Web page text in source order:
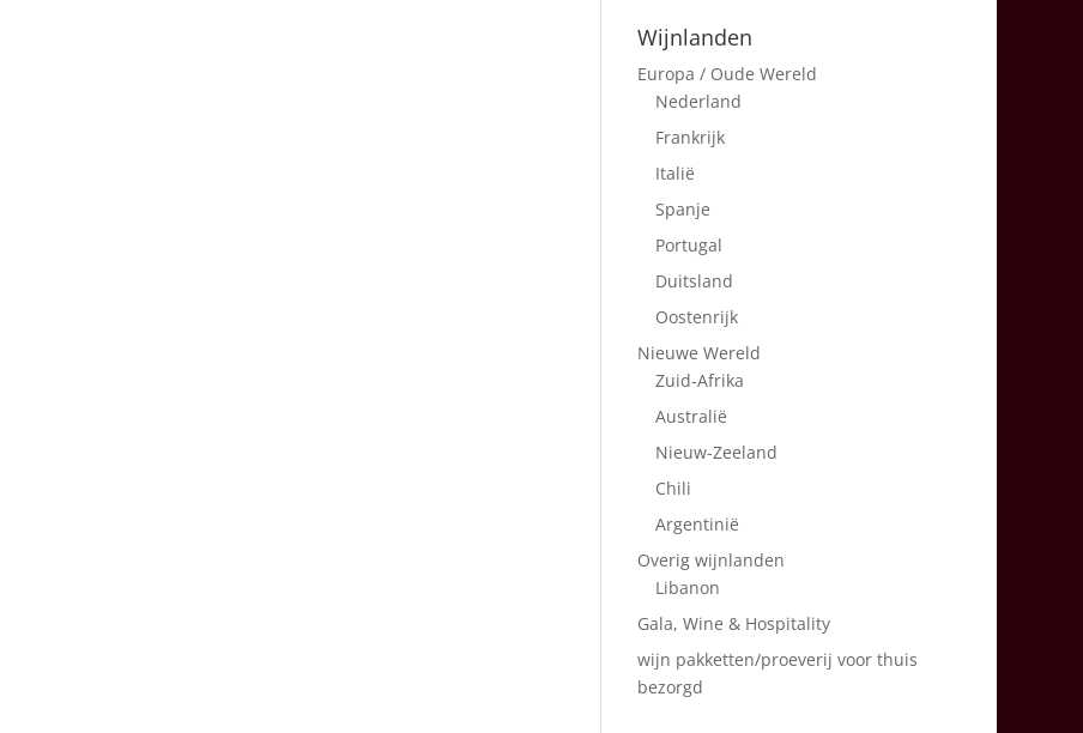
Wijnlanden
Europa / Oude Wereld
Nederland
Frankrijk
Italië
Spanje
Portugal
Duitsland
Oostenrijk
Nieuwe Wereld
Zuid-Afrika
Australië
Nieuw-Zeeland
Chili
Argentinië
Overig wijnlanden
Libanon
Gala, Wine & Hospitality
wijn pakketten/proeverij voor thuis
bezorgd